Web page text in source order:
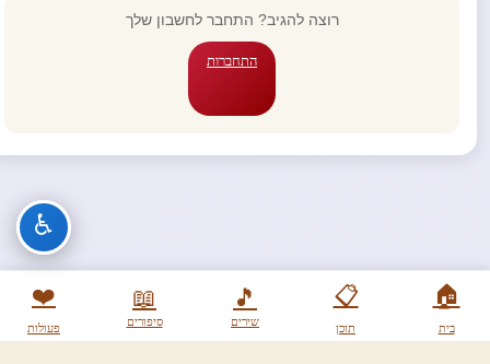
🏠
בית
📋
תוכן
🎵
שירים
📖
סיפורים
❤️
פעולות
רוצה להגיב? התחבר לחשבון שלך
התחברות
♿